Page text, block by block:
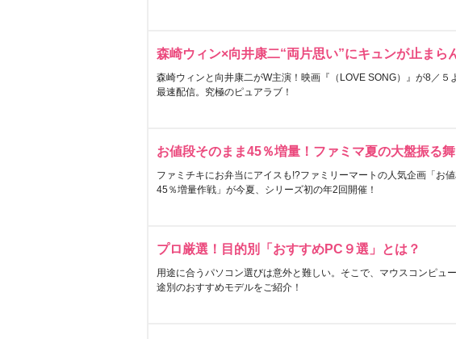
森崎ウィン×向井康二“両片思い”にキュンが止まら
森崎ウィンと向井康二がW主演！映画『（LOVE SONG）』が8／５
最速配信。究極のピュアラブ！
お値段そのまま45％増量！ファミマ夏の大盤振る
ファミチキにお弁当にアイスも!?ファミリーマートの人気企画「お
45％増量作戦」が今夏、シリーズ初の年2回開催！
プロ厳選！目的別「おすすめPC９選」とは？
用途に合うパソコン選びは意外と難しい。そこで、マウスコンピュ
途別のおすすめモデルをご紹介！